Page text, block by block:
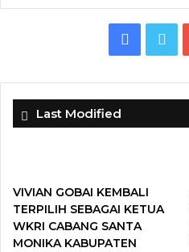
c
o
o
i
Last Modified
VIVIAN GOBAI KEMBALI
TERPILIH SEBAGAI KETUA
WKRI CABANG SANTA
MONIKA KABUPATEN